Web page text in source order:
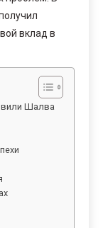
вклад в
Шалва